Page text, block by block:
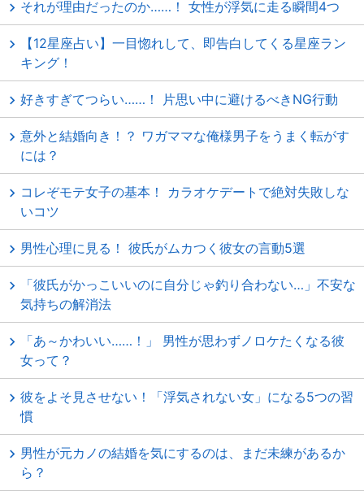
それが理由だったのか……！ 女性が浮気に走る瞬間4つ
【12星座占い】一目惚れして、即告白してくる星座ラン
キング！
好きすぎてつらい……！ 片思い中に避けるべきNG行動
意外と結婚向き！？ ワガママな俺様男子をうまく転がす
には？
コレぞモテ女子の基本！ カラオケデートで絶対失敗しな
いコツ
男性心理に見る！ 彼氏がムカつく彼女の言動5選
「彼氏がかっこいいのに自分じゃ釣り合わない…」不安な
気持ちの解消法
「あ～かわいい……！」 男性が思わずノロケたくなる彼
女って？
彼をよそ見させない！「浮気されない女」になる5つの習
慣
男性が元カノの結婚を気にするのは、まだ未練があるか
ら？